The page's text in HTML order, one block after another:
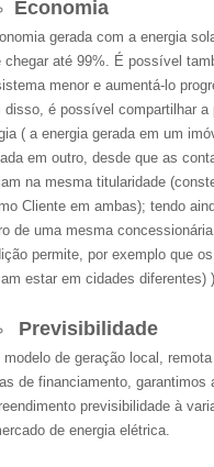
Economia
gerada com a energia
chegar até 99%. É possível
menor e aumentá-lo
disso, é possível compartilhar a
( a energia gerada em um
em outro, desde que as
na mesma titularidade
Cliente em ambas); tendo
de uma mesma
permite, por exemplo que
estar em cidades diferentes) ).
Previsibilidade
modelo de geração local,
de financiamento, garantimos
previsibilidade à
de energia elétrica.